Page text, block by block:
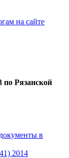
Рязанской
в
2014